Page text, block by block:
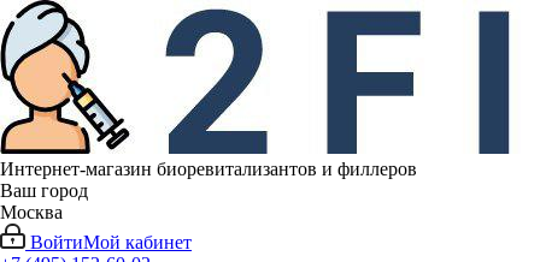
Интернет-магазин биоревитализантов и филлеров
Ваш город
Москва
ВойтиМой кабинет